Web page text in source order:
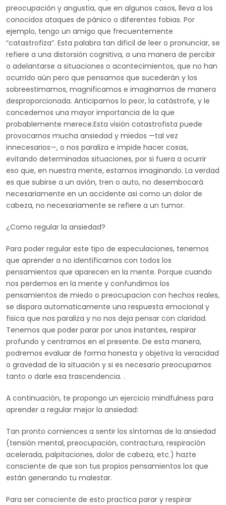
preocupación y angustia, que en algunos casos, lleva a los
conocidos ataques de pánico o diferentes fobias. Por
ejemplo, tengo un amigo que frecuentemente
“catastrofiza”. Esta palabra tan dificil de leer o pronunciar, se
refiere a una distorsión cognitiva, a una manera de percibir
o adelantarse a situaciones o acontecimientos, que no han
ocurrido aún pero que pensamos que sucederán y los
sobreestimamos, magnificamos e imaginamos de manera
desproporcionada. Anticipamos lo peor, la catástrofe, y le
concedemos una mayor importancia de la que
probablemente merece.Esta visión catastrofista puede
provocarnos mucha ansiedad y miedos —tal vez
innecesarios—, o nos paraliza e impide hacer cosas,
evitando determinadas situaciones, por si fuera a ocurrir
eso que, en nuestra mente, estamos imaginando. La verdad
es que subirse a un avión, tren o auto, no desembocará
necesariamente en un accidente asi como un dolor de
cabeza, no necesariamente se refiere a un tumor.
¿Como regular la ansiedad?
Para poder regular este tipo de especulaciones, tenemos
que aprender a no identificarnos con todos los
pensamientos que aparecen en la mente. Porque cuando
nos perdemos en la mente y confundimos los
pensamientos de miedo o preocupacion con hechos reales,
se dispara automaticamente una respuesta emocional y
fisica que nos paraliza y no nos deja pensar con claridad.
Tenemos que poder parar por unos instantes, respirar
profundo y centrarnos en el presente. De esta manera,
podremos evaluar de forma honesta y objetiva la veracidad
o gravedad de la situación y si es necesario preocuparnos
tanto o darle esa trascendencia. .
A continuación, te propongo un ejercicio mindfulness para
aprender a regular mejor la ansiedad:
Tan pronto comiences a sentir los síntomas de la ansiedad
(tensión mental, preocupación, contractura, respiración
acelerada, palpitaciones, dolor de cabeza, etc.) hazte
consciente de que son tus propios pensamientos los que
están generando tu malestar.
Para ser consciente de esto practica parar y respirar